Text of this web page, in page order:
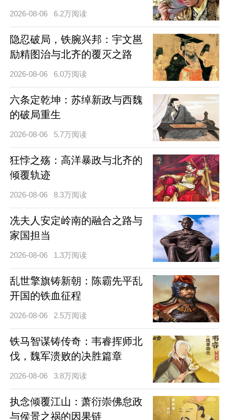
2026-08-06 6.2万阅读
隐忍破局，铁腕兴邦：宇文邕
励精图治与北齐的覆灭之路
2026-08-06 6.0万阅读
六条定乾坤：苏绰新政与西魏
的破局重生
2026-08-06 5.7万阅读
狂悖之殇：高洋暴政与北齐的
倾覆轨迹
2026-08-06 8.3万阅读
冼夫人安定岭南的融合之路与
家国担当
2026-08-06 1.3万阅读
乱世擎旗铸新朝：陈霸先平乱
开国的铁血征程
2026-08-06 2.5万阅读
铁马智谋铸传奇：韦睿挥师北
伐，魏军溃败的决胜篇章
2026-08-06 3.8万阅读
执念倾覆江山：萧衍崇佛怠政
与侯景之祸的因果链